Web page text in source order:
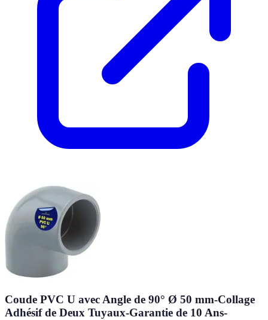
Coude PVC U avec Angle de 90° Ø 50 mm-Collage
Adhésif de Deux Tuyaux-Garantie de 10 Ans-